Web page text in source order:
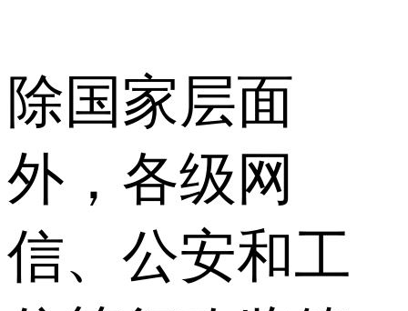
除国家层面
外，各级网
信、公安和工